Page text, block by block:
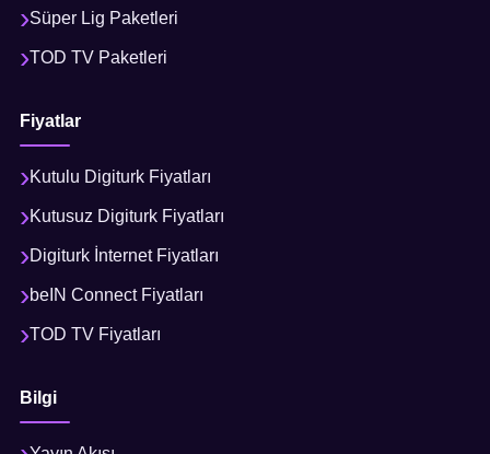
Süper Lig Paketleri
TOD TV Paketleri
Fiyatlar
Kutulu Digiturk Fiyatları
Kutusuz Digiturk Fiyatları
Digiturk İnternet Fiyatları
beIN Connect Fiyatları
TOD TV Fiyatları
Bilgi